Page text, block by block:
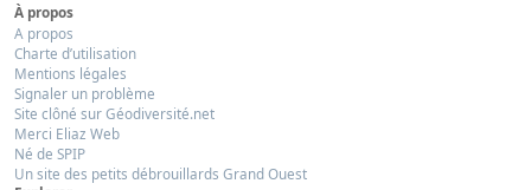
À propos
A propos
Charte d’utilisation
Mentions légales
Signaler un problème
Site clôné sur Géodiversité.net
Merci Eliaz Web
Né de SPIP
Un site des petits débrouillards Grand Ouest